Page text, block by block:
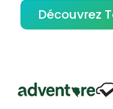
Découvrez